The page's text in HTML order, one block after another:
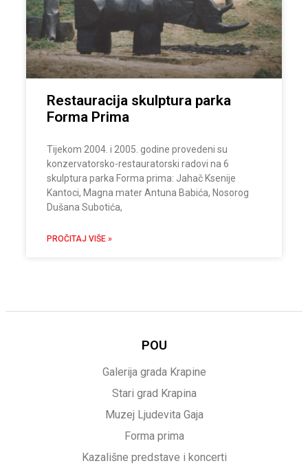
Restauracija skulptura parka
Forma Prima
Tijekom 2004. i 2005. godine provedeni su
konzervatorsko-restauratorski radovi na 6
skulptura parka Forma prima: Jahač Ksenije
Kantoci, Magna mater Antuna Babića, Nosorog
Dušana Subotića,
PROČITAJ VIŠE »
POU
Galerija grada Krapine
Stari grad Krapina
Muzej Ljudevita Gaja
Forma prima
Kazališne predstave i koncerti